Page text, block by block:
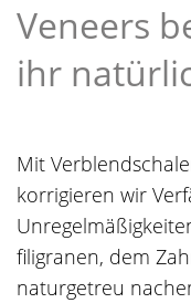
Veneers
ihr
Mit
korrigieren wir
filigranen, dem
naturgetreu